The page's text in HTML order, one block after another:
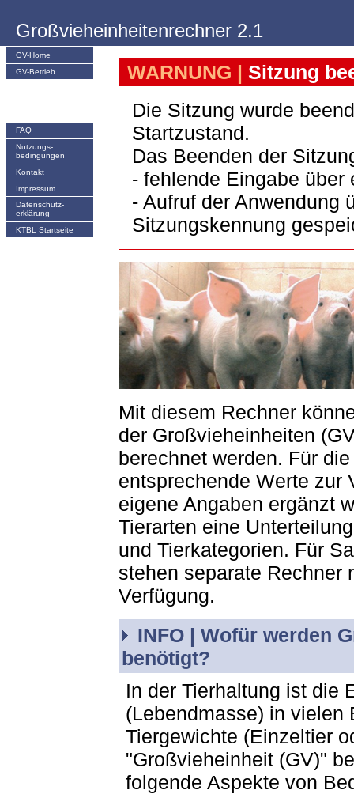
Großvieheinheitenrechner 2.1
GV-Home
GV-Betrieb
FAQ
Nutzungs­
bedingungen
Kontakt
Impressum
Datenschutz-
erklärung
KTBL Startseite
WARNUNG | Sitzung
Die Sitzung wurde
Startzustand.
Das Beenden der
- fehlende Eingabe über
- Aufruf der Anwendung
Sitzungskennung
Mit diesem Rechner
der Großvieheinheiten
berechnet werden. Für
entsprechende Werte zur
eigene Angaben ergänzt
Tierarten eine
und Tierkategorien. Für
stehen separate Rechner
Verfügung.
INFO | Wofür werden
benötigt?
In der Tierhaltung ist die
(Lebendmasse) in vielen
Tiergewichte (Einzeltier
"Großvieheinheit (GV)"
folgende Aspekte von